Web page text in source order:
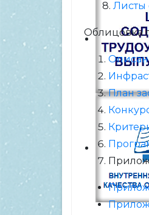
8. Листы
Облицовка
План